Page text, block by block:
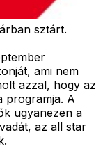
sztárt.
ami nem
azzal, hogy az
programja. A
ugyanezen a
az all star